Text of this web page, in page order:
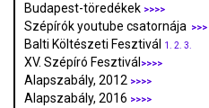
Budapest-töredékek >>>>
Szépírók youtube csatornája >>>
Balti Költészeti Fesztivál 1. 2. 3.
XV. Szépíró Fesztivál >>>>
Alapszabály, 2012 >>>>
Alapszabály, 2016 >>>>